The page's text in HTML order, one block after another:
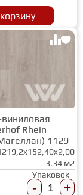
Rhein
1129
3.34 м2
Упаковок
- +